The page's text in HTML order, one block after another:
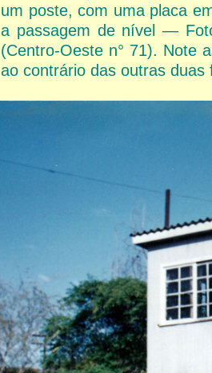
um poste, com uma placa
a passagem de nível —
(Centro-Oeste n° 71). Note
ao contrário das outras duas